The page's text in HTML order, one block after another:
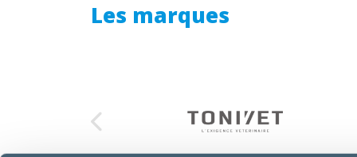
Les marques